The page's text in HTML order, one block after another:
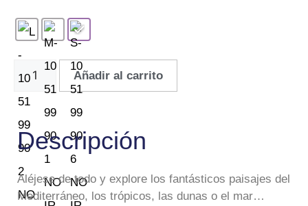
Añadir al carrito
Descripción
Aléjese de todo y explore los fantásticos paisajes del
Mediterráneo, los trópicos, las dunas o el mar…